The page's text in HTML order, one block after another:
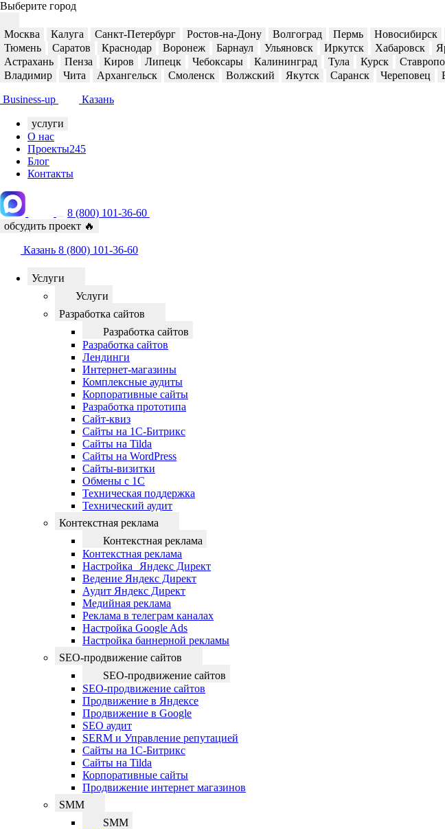
Выберите город
Москва Калуга Санкт-Петербург Ростов-на-Дону Волгоград Пермь Новосибирск
Тюмень
Саратов Краснодар Воронеж Барнаул Ульяновск Иркутск Хабаровск
Астрахань
Пенза Киров Липецк Чебоксары Калининград Тула Курск
Владимир
Чита Архангельск Смоленск Волжский Якутск Саранск Череповец
Business-up Казань
услуги
О нас
Проекты245
Блог
Контакты
8 (800) 101-36-60
обсудить проект 🔥
Казань 8 (800) 101-36-60
Услуги
Услуги
Разработка сайтов
Разработка сайтов
Разработка сайтов
Лендинги
Интернет-магазины
Комплексные аудиты
Корпоративные сайты
Разработка прототипа
Сайт-квиз
Сайты на 1С-Битрикс
Сайты на Tilda
Сайты на WordPress
Сайты-визитки
Обмены с 1С
Техническая поддержка
Технический аудит
Контекстная реклама
Контекстная реклама
Контекстная реклама
Настройка Яндекс Директ
Ведение Яндекс Директ
Аудит Яндекс Директ
Медийная реклама
Реклама в телеграм каналах
Настройка Google Ads
Настройка баннерной рекламы
SEO-продвижение сайтов
SEO-продвижение сайтов
SEO-продвижение сайтов
Продвижение в Яндексе
Продвижение в Google
SEO аудит
SERM и Управление репутацией
Сайты на 1С-Битрикс
Сайты на Tilda
Корпоративные сайты
Продвижение интернет магазинов
SMM
SMM